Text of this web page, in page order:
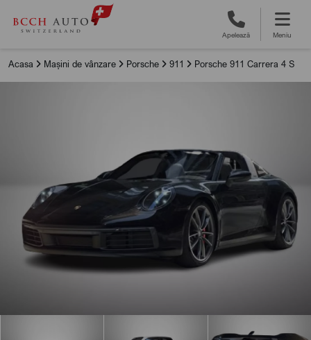
Apelează Meniu
Acasa Mașini de vânzare Porsche 911 Porsche 911 Carrera 4 S